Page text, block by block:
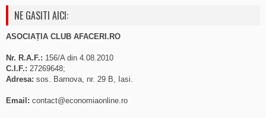
NE GASITI AICI:
ASOCIAȚIA CLUB AFACERI.RO
Nr. R.A.F.: 156/A din 4.08.2010
C.I.F.: 27269648;
Adresa: sos. Barnova, nr. 29 B, Iasi.
Email: contact@economiaonline.ro